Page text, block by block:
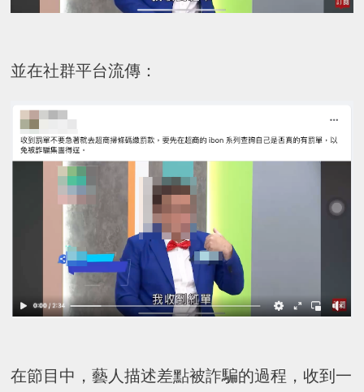
並在社群平台流傳：
在節目中，藝人描述差點被詐騙的過程，收到一